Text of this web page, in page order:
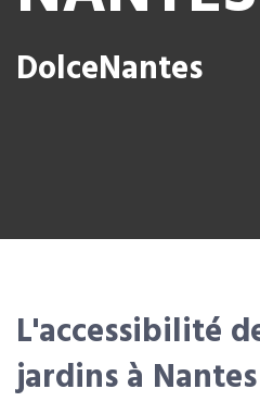
DolceNantes
L'accessibilité
jardins à